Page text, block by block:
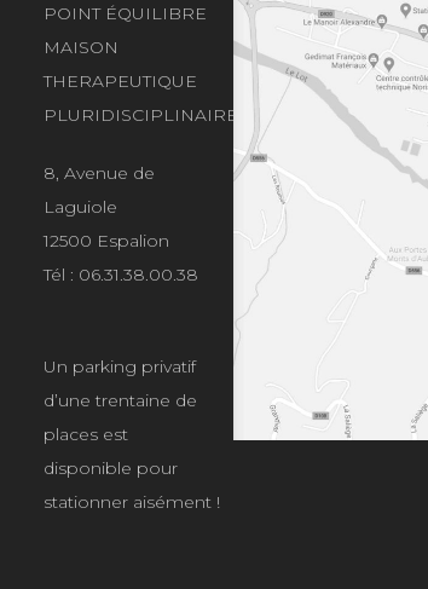
POINT ÉQUILIBRE
MAISON
THERAPEUTIQUE
PLURIDISCIPLINAIRE
8, Avenue de
Laguiole
12500 Espalion
Tél : 06.31.38.00.38
Un parking privatif
d’une trentaine de
places est
disponible pour
stationner aisément !